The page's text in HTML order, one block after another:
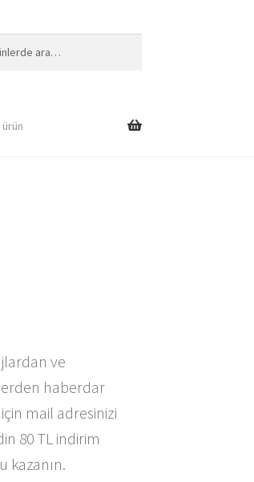
ürün
ve
haberdar
mail adresinizi
80 TL indirim
kazanın.